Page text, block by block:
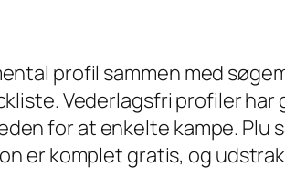
profil sammen med
Vederlagsfri profiler
for at enkelte kampe.
er komplet gratis, og